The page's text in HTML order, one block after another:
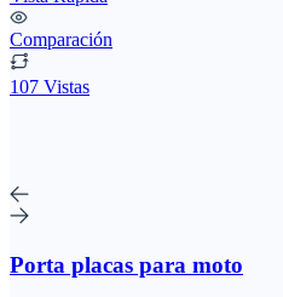
Comparación
107 Vistas
Porta placas para moto